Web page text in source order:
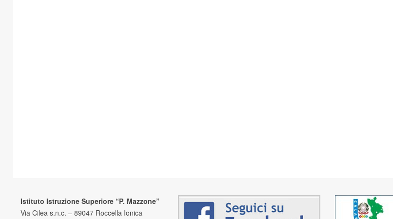
Istituto Istruzione Superiore “P. Mazzone”
Via Cilea s.n.c. – 89047 Roccella Ionica